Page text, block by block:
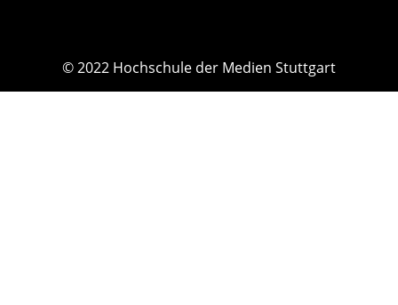
© 2022 Hochschule der Medien Stuttgart